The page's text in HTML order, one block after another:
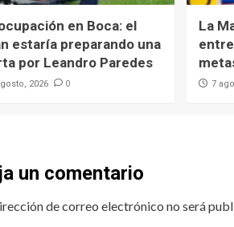
en Boca: el
estaría preparando una
por Leandro Paredes
2026 0
La
7
un comentario
de correo electrónico no será